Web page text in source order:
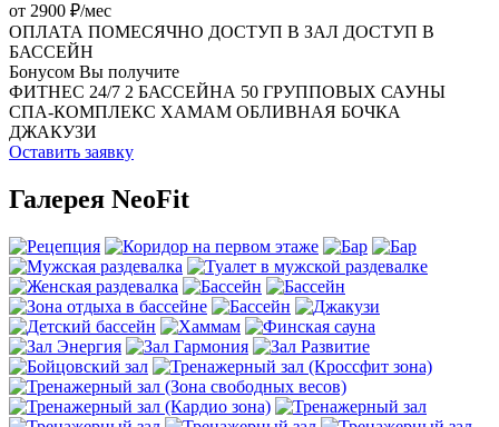
от 2900 ₽/мес
ОПЛАТА ПОМЕСЯЧНО ДОСТУП В ЗАЛ ДОСТУП В
БАССЕЙН
Бонусом Вы получите
ФИТНЕС 24/7 2 БАССЕЙНА 50 ГРУППОВЫХ САУНЫ
СПА-КОМПЛЕКС ХАМАМ ОБЛИВНАЯ БОЧКА
ДЖАКУЗИ
Оставить заявку
Галерея NeoFit